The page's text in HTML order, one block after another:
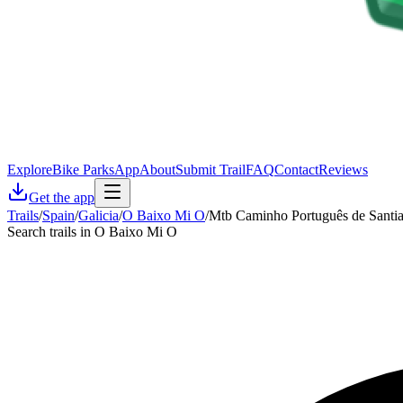
ExploreBike ParksAppAboutSubmit TrailFAQContactReviews
Get the app
Trails/Spain/Galicia/O Baixo Mi O/Mtb Caminho Português de
Search trails in O Baixo Mi O